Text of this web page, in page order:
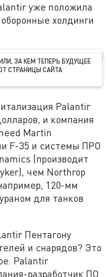
уже положила
холдинги
ЗА КЕМ ТЕПЕРЬ БУДУЩЕЕ
СТРАНИЦЫ САЙТА
Palantir
и компания
Martin
F-35 и системы ПРО
(производит
чем Northrop
120-мм
для танков
Пентагону
и снарядов? Это
Palantir
разработчик ПО